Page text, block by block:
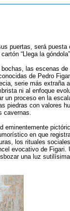
puertas, será puesta
“Llega la
las escenas de
de Pedro
serie más extraña
ni al enfoque
un proceso en la
piedras con valores
cavernas.
eminentemente
en que
los rituales
evocativo de Figari.
una luz